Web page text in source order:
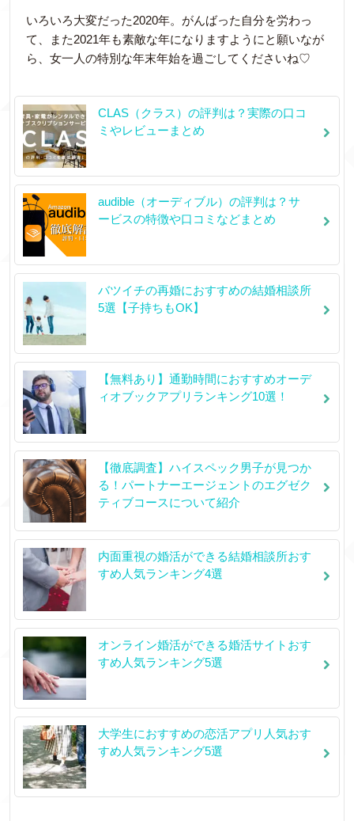
いろいろ大変だった2020年。がんばった自分を労わっ
て、また2021年も素敵な年になりますようにと願いなが
ら、女一人の特別な年末年始を過ごしてくださいね♡
CLAS（クラス）の評判は？実際の口コ
ミやレビューまとめ
audible（オーディブル）の評判は？サ
ービスの特徴や口コミなどまとめ
バツイチの再婚におすすめの結婚相談所
5選【子持ちもOK】
【無料あり】通勤時間におすすめオーデ
ィオブックアプリランキング10選！
【徹底調査】ハイスペック男子が見つか
る！パートナーエージェントのエグゼク
ティブコースについて紹介
内面重視の婚活ができる結婚相談所おす
すめ人気ランキング4選
オンライン婚活ができる婚活サイトおす
すめ人気ランキング5選
大学生におすすめの恋活アプリ人気おす
すめ人気ランキング5選